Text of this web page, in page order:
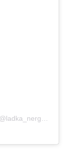
Príspevok, ktorý zdieľa Laďka Něrgešová (@ladka_nergesova)